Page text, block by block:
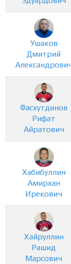
Ушаков
Дмитрий
Фасхутдинов
Рифат
Айратович
Хабибуллин
Амирхан
Ирекович
Хайруллин
Рашид
Марсович